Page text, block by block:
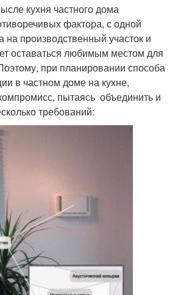
кухня частного дома
фактора, с одной
производственный участок и
оставаться любимым местом для
при планировании способа
в частном доме на кухне,
пытаясь объединить и
требований: